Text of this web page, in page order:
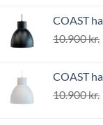
COAST
10.900kr.
COAST
10.900kr.